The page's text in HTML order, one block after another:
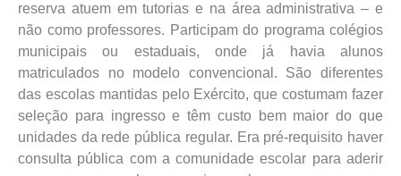
reserva atuem em tutorias e na área administrativa – e
não como professores. Participam do programa colégios
municipais ou estaduais, onde já havia alunos
matriculados no modelo convencional. São diferentes
das escolas mantidas pelo Exército, que costumam fazer
seleção para ingresso e têm custo bem maior do que
unidades da rede pública regular. Era pré-requisito haver
consulta pública com a comunidade escolar para aderir